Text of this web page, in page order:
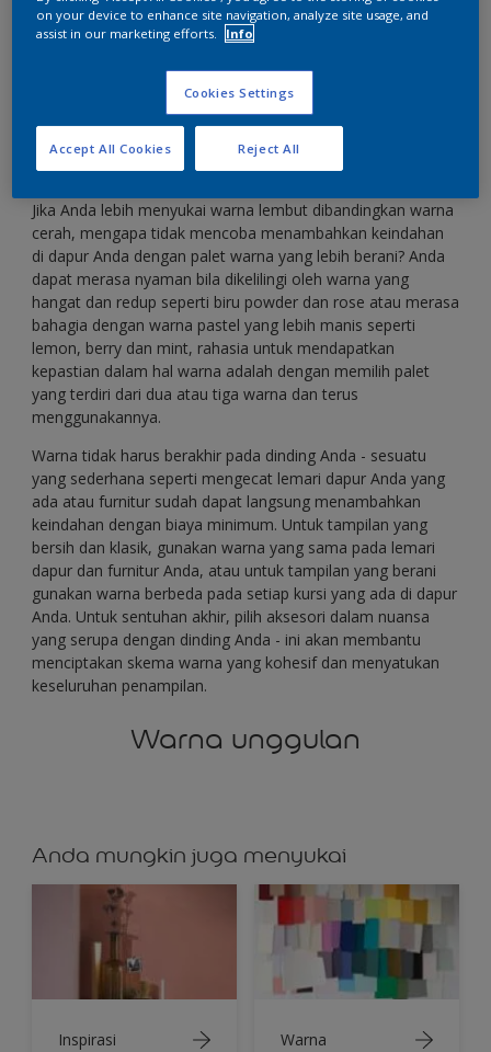
nuansa pastel cantik
Jika Anda lebih menyukai warna lembut dibandingkan warna
cerah, mengapa tidak mencoba menambahkan keindahan
di dapur Anda dengan palet warna yang lebih berani? Anda
dapat merasa nyaman bila dikelilingi oleh warna yang
hangat dan redup seperti biru powder dan rose atau merasa
bahagia dengan warna pastel yang lebih manis seperti
lemon, berry dan mint, rahasia untuk mendapatkan
kepastian dalam hal warna adalah dengan memilih palet
yang terdiri dari dua atau tiga warna dan terus
menggunakannya.
Warna tidak harus berakhir pada dinding Anda - sesuatu
yang sederhana seperti mengecat lemari dapur Anda yang
ada atau furnitur sudah dapat langsung menambahkan
keindahan dengan biaya minimum. Untuk tampilan yang
bersih dan klasik, gunakan warna yang sama pada lemari
dapur dan furnitur Anda, atau untuk tampilan yang berani
gunakan warna berbeda pada setiap kursi yang ada di dapur
Anda. Untuk sentuhan akhir, pilih aksesori dalam nuansa
yang serupa dengan dinding Anda - ini akan membantu
menciptakan skema warna yang kohesif dan menyatukan
keseluruhan penampilan.
Warna unggulan
Anda mungkin juga menyukai
Inspirasi Warna
on your device to enhance site navigation, analyze site usage, and
assist in our marketing efforts.
Info
Cookies Settings
Reject All
Accept All Cookies